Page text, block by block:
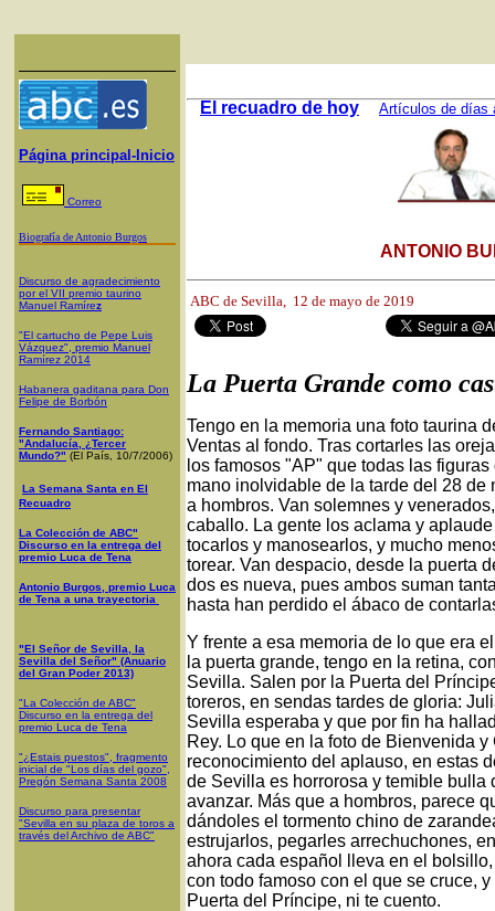
Página principal-Inicio
Correo
Biografía de Antonio Burgos
Discurso de agradecimiento
por el VII premio taurino
Manuel Ramírez
"El cartucho de Pepe Luis
Vázquez", premio Manuel
Ramírez 2014
Habanera gaditana para Don
Felipe de Borbón
Fernando Santiago:
"Andalucía, ¿Tercer
Mundo?" (El País, 10/7/2006)
La Semana Santa en El
Recuadro
La Colección de ABC"
Discurso en la entrega del
premio Luca de Tena
Antonio Burgos, premio Luca
de Tena a una trayectoria
"El Señor de Sevilla, la
Sevilla del Señor" (Anuario
del Gran Poder 2013)
"La Colección de ABC"
Discurso en la entrega del
premio Luca de Tena
"¿Estais puestos", fragmento
inicial de "Los días del gozo",
Pregón Semana Santa 2008
Discurso para presentar
"Sevilla en su plaza de toros a
través del Archivo de ABC"
El recuadro de hoy Artículos de días
ANTONIO
ABC de Sevilla, 12 de mayo de 2019
La Puerta Grande como
Tengo en la memoria una foto taurina
Ventas al fondo. Tras cortarles las
los famosos "AP" que todas las
mano inolvidable de la tarde del 28
a hombros. Van solemnes y
caballo. La gente los aclama y
tocarlos y manosearlos, y mucho
torear. Van despacio, desde la puerta
dos es nueva, pues ambos suman
hasta han perdido el ábaco de
Y frente a esa memoria de lo que era
la puerta grande, tengo en la retina,
Sevilla. Salen por la Puerta del
toreros, en sendas tardes de gloria:
Sevilla esperaba y que por fin ha
Rey. Lo que en la foto de Bienvenida
reconocimiento del aplauso, en estas
de Sevilla es horrorosa y temible
avanzar. Más que a hombros, parece
dándoles el tormento chino de
estrujarlos, pegarles arrechuchones,
ahora cada español lleva en el
con todo famoso con el que se cruce,
Puerta del Príncipe, ni te cuento.